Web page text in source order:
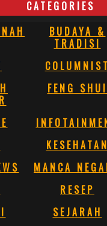
CATEGORIES
BUDAYA &
TRADISI
COLUMNIST
FENG SHUI
KESEHATAN
MANCA
RESEP
SEJARAH